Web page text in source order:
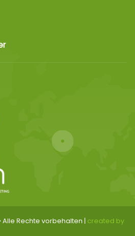
Alle Rechte vorbehalten | created by